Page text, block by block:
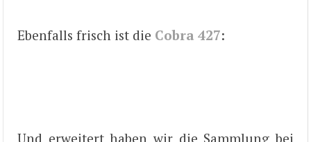
Ebenfalls frisch ist die Cobra 427:
Und erweitert haben wir die Sammlung bei